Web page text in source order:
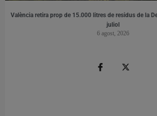
València retira prop de 15.000 litres de residus de la
juliol
6 agost, 2026